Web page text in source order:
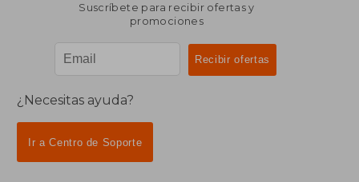
Suscríbete para recibir ofertas y
promociones
¿Necesitas ayuda?
Ir a Centro de Soporte